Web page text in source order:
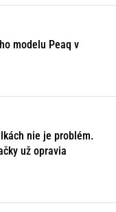
modelu Peaq v
nie je problém.
už opravia